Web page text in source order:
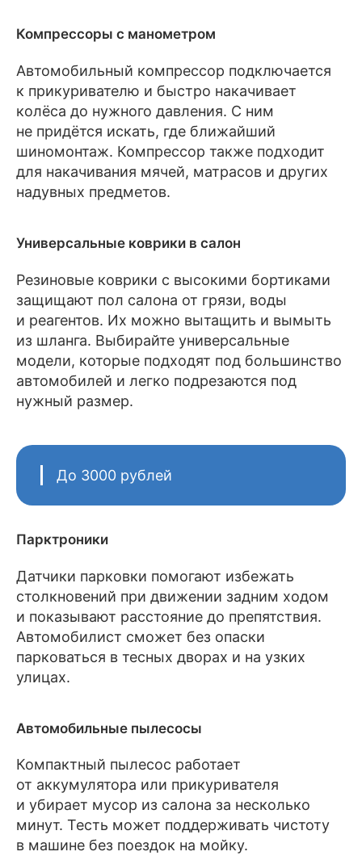
Компрессоры с манометром
Автомобильный компрессор подключается
к прикуривателю и быстро накачивает
колёса до нужного давления. С ним
не придётся искать, где ближайший
шиномонтаж. Компрессор также подходит
для накачивания мячей, матрасов и других
надувных предметов.
Универсальные коврики в салон
Резиновые коврики с высокими бортиками
защищают пол салона от грязи, воды
и реагентов. Их можно вытащить и вымыть
из шланга. Выбирайте универсальные
модели, которые подходят под большинство
автомобилей и легко подрезаются под
нужный размер.
До 3000 рублей
Парктроники
Датчики парковки помогают избежать
столкновений при движении задним ходом
и показывают расстояние до препятствия.
Автомобилист сможет без опаски
парковаться в тесных дворах и на узких
улицах.
Автомобильные пылесосы
Компактный пылесос работает
от аккумулятора или прикуривателя
и убирает мусор из салона за несколько
минут. Тесть может поддерживать чистоту
в машине без поездок на мойку.